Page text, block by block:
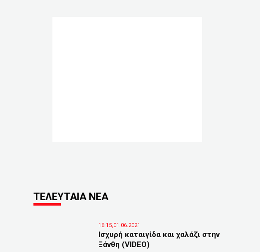
ΤΕΛΕΥΤΑΙΑ ΝΕΑ
16:15,01.06.2021
Ισχυρή καταιγίδα και χαλάζι στην
Ξάνθη (VIDEO)